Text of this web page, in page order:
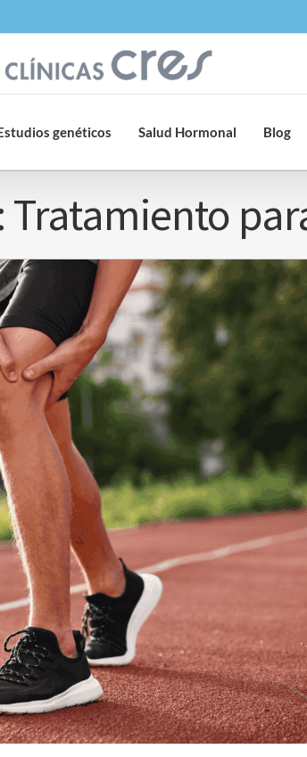
genéticos Salud Hormonal Blog